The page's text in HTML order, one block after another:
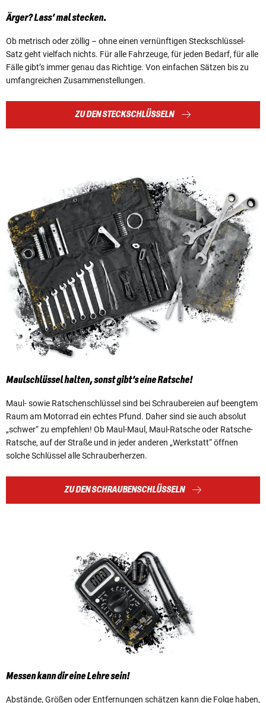
Ärger? Lass’ mal stecken.
Ob metrisch oder zöllig – ohne einen vernünftigen Steckschlüssel-
Satz geht vielfach nichts. Für alle Fahrzeuge, für jeden Bedarf, für alle
Fälle gibt’s immer genau das Richtige. Von einfachen Sätzen bis zu
umfangreichen Zusammenstellungen.
ZU DEN STECKSCHLÜSSELN
Maulschlüssel halten, sonst gibt’s eine Ratsche!
Maul- sowie Ratschenschlüssel sind bei Schraubereien auf beengtem
Raum am Motorrad ein echtes Pfund. Daher sind sie auch absolut
„schwer“ zu empfehlen! Ob Maul-Maul, Maul-Ratsche oder Ratsche-
Ratsche, auf der Straße und in jeder anderen „Werkstatt“ öffnen
solche Schlüssel alle Schrauberherzen.
ZU DEN SCHRAUBENSCHLÜSSELN
Messen kann dir eine Lehre sein!
Abstände, Größen oder Entfernungen schätzen kann die Folge haben,